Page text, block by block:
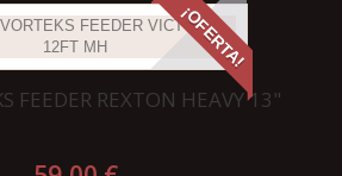
¡OFERTA!
FEEDER REXTON HEAVY 13"